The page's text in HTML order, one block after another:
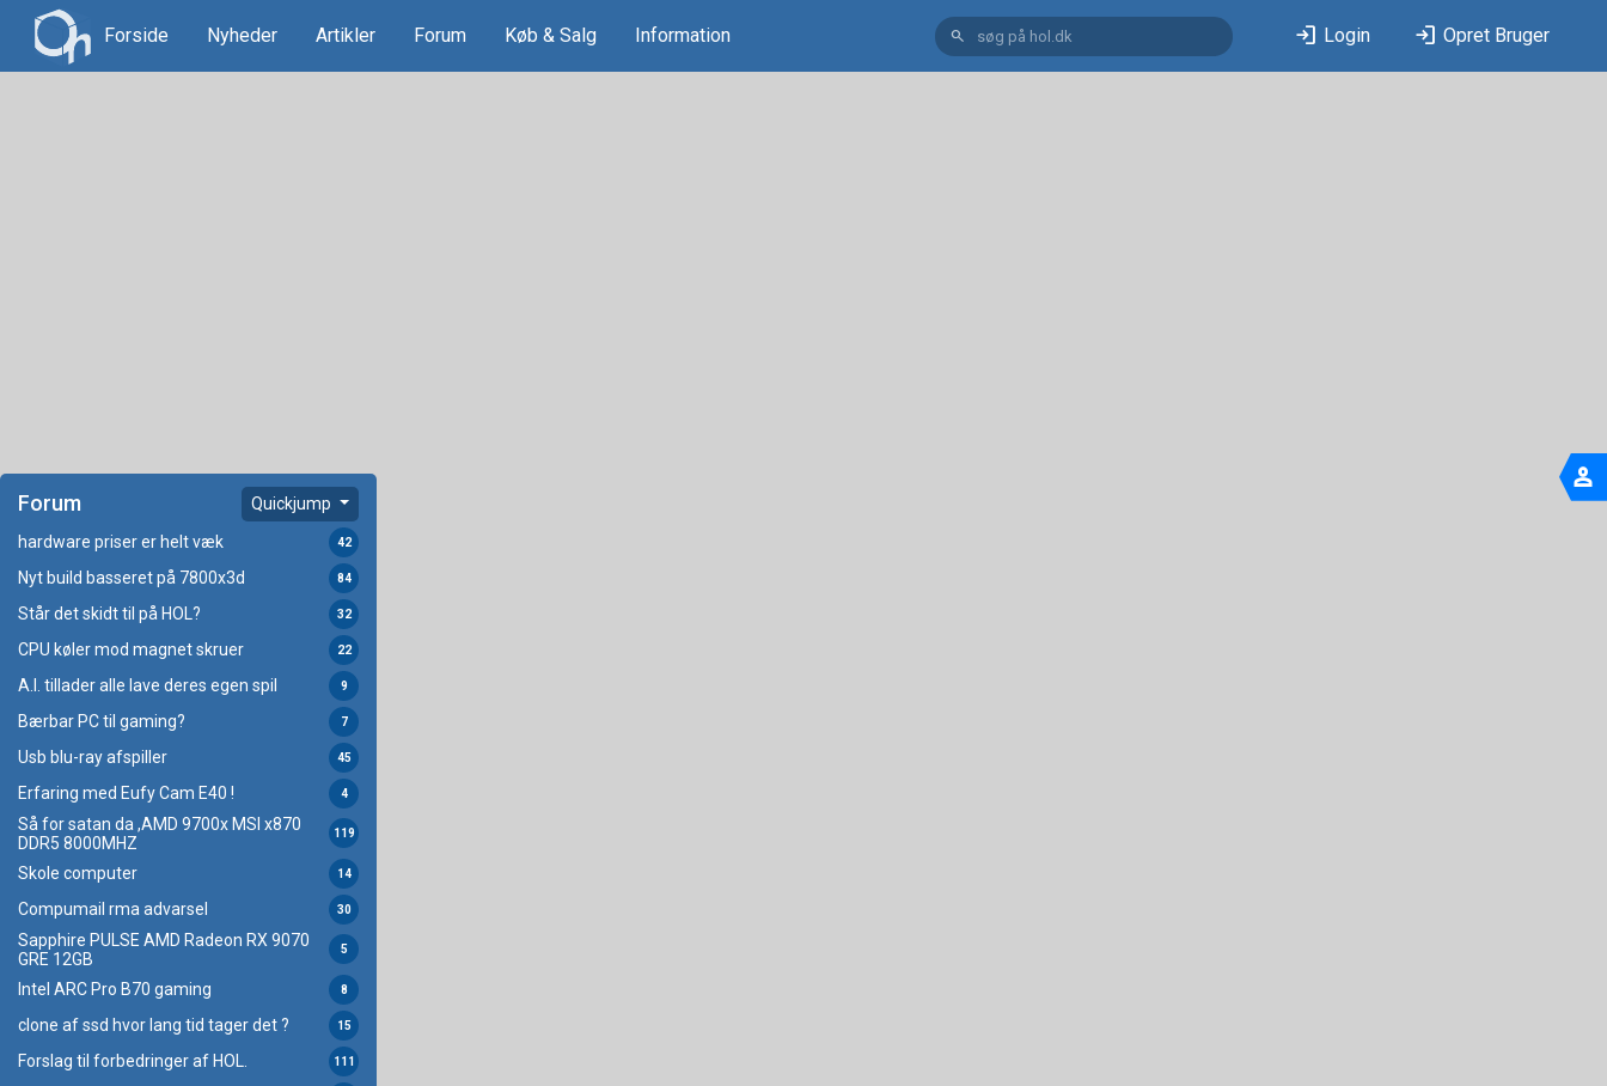
Forside Nyheder Artikler Forum Køb & Salg Information search login Login login Opret Bruger
Forum Quickjump
hardware priser er helt væk 42
Nyt build basseret på 7800x3d 84
Står det skidt til på HOL? 32
CPU køler mod magnet skruer 22
A.I. tillader alle lave deres egen spil 9
Bærbar PC til gaming? 7
Usb blu-ray afspiller 45
Erfaring med Eufy Cam E40 ! 4
Så for satan da ,AMD 9700x MSI x870
DDR5 8000MHZ
119
Skole computer 14
Compumail rma advarsel 30
Sapphire PULSE AMD Radeon RX 9070
GRE 12GB
5
Intel ARC Pro B70 gaming 8
clone af ssd hvor lang tid tager det ? 15
Forslag til forbedringer af HOL. 111
person